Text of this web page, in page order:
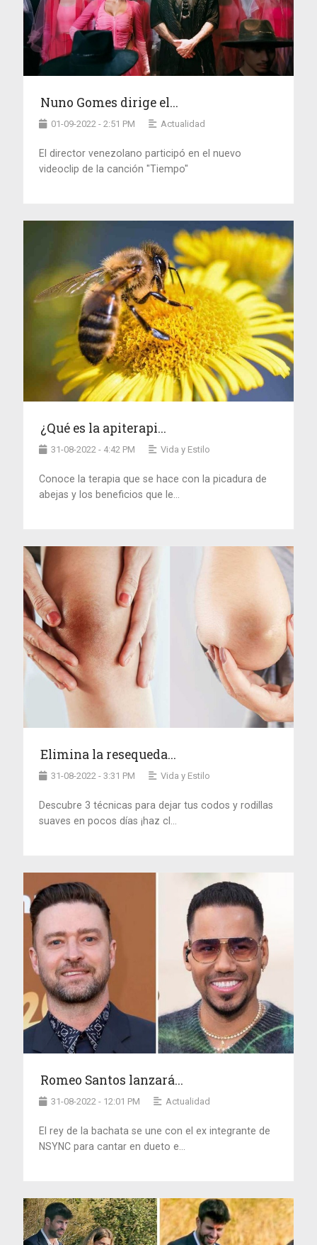
Nuno Gomes dirige el...
01-09-2022 - 2:51 PM Actualidad
El director venezolano participó en el nuevo
videoclip de la canción "Tiempo"
¿Qué es la apiterapi...
31-08-2022 - 4:42 PM Vida y Estilo
Conoce la terapia que se hace con la picadura de
abejas y los beneficios que le...
Elimina la resequeda...
31-08-2022 - 3:31 PM Vida y Estilo
Descubre 3 técnicas para dejar tus codos y rodillas
suaves en pocos días ¡haz cl...
Romeo Santos lanzará...
31-08-2022 - 12:01 PM Actualidad
El rey de la bachata se une con el ex integrante de
NSYNC para cantar en dueto e...